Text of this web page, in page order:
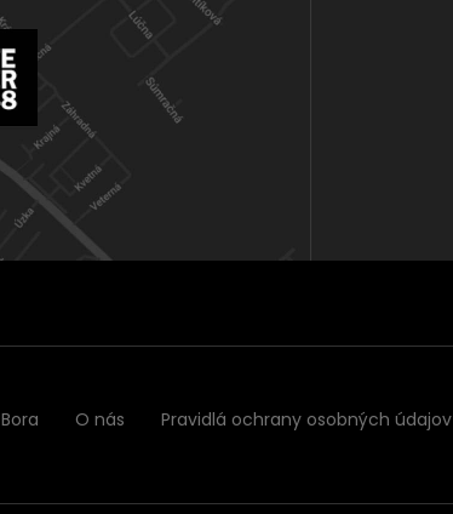
Bora O nás Pravidlá ochrany osobných údajov